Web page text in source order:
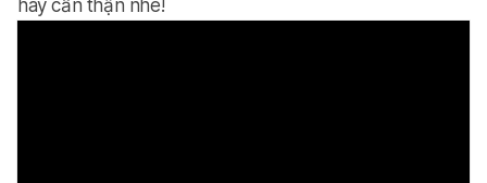
hãy cẩn thận nhé!